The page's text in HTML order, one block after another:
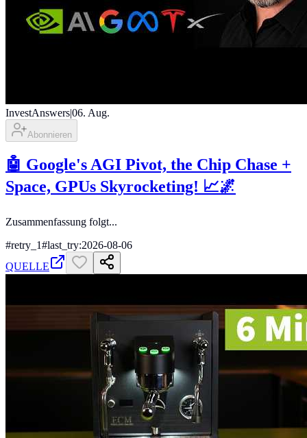
InvestAnswers|06. Aug.
Abonnieren
🤖 Google's AGI Pivot, the Chip Chase +
Space, GPUs Skyrocketing! 📈🌌
Zusammenfassung folgt...
#retry_1#last_try:2026-08-06
QUELLE